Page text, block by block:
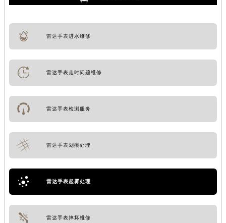
雷达手表进水维修
雷达手表走时问题维修
雷达手表检测服务
雷达手表划痕处理
雷达手表起雾处理
雷达手表摔坏维修